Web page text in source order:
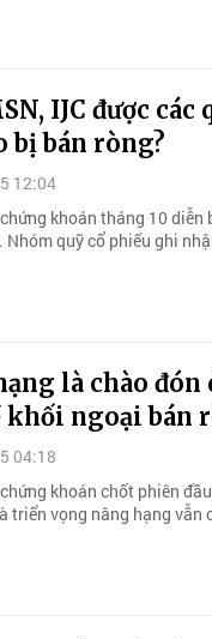
IJC được
bị bán ròng?
12:04
khoán tháng 10
Nhóm quỹ cổ phiếu ghi
là chào
khối ngoại bán
04:18
khoán chốt phiên
triển vọng nâng hạng vẫn